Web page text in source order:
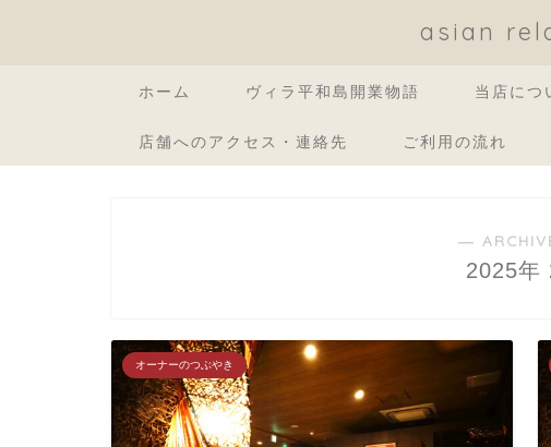
asian
ホーム ヴィラ平和島開業物語 当店につ
店舗へのアクセス・連絡先 ご利用の流れ
―
2025年
オーナーのつぶやき